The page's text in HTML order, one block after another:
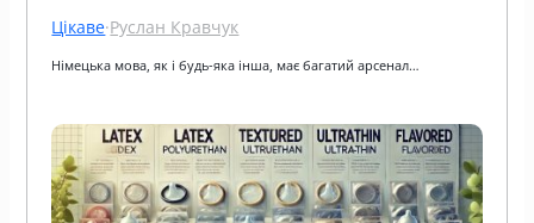
Цікаве·Руслан Кравчук
Німецька мова, як і будь-яка інша, має багатий арсенал…